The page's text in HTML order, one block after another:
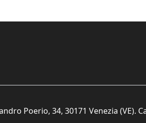
Poerio, 34, 30171 Venezia (VE).